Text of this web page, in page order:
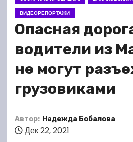
ВИДЕОРЕПОРТАЖИ
Опасная
водители из
не могут
грузовиками
Автор: Надежда Бобалова
Дек 22, 2021